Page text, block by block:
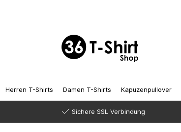
Herren T-Shirts Damen T-Shirts Kapuzenpullover
Sichere SSL Verbindung